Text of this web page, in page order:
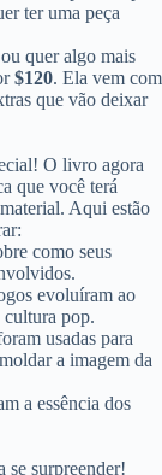
ter uma peça
quer algo mais
$120. Ela vem com
que vão deixar
O livro agora
que você terá
Aqui estão
como seus
evoluíram ao
pop.
usadas para
a imagem da
a essência dos
se surpreender!